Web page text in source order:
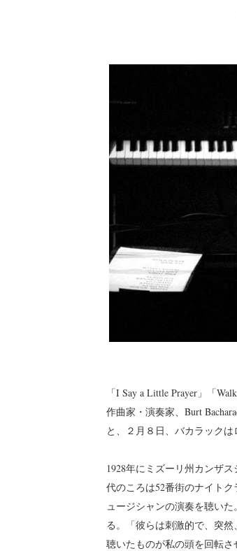
「I Say a Little Prayer」「
作曲家・演奏家、Burt
と、２月８日、バカラック
1928年にミズーリ州カンザ
代のころは52番街のナイト
ュージシャンの演奏を聴い
る。「彼らは刺激的で、突
聴いたものが私の頭を回転さ